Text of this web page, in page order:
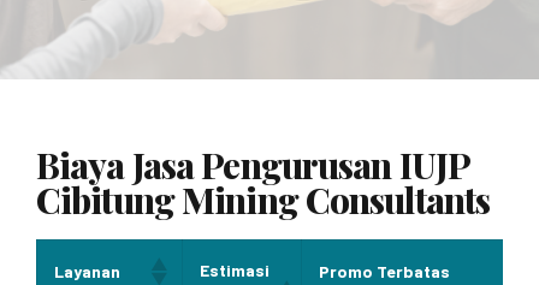
Biaya Jasa Pengurusan IUJP
Cibitung Mining Consultants
Layanan
Estimasi
Promo Terbatas